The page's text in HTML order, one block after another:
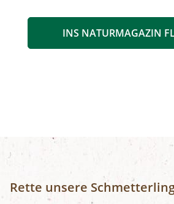
INS NATURMAGAZIN
Rette unsere